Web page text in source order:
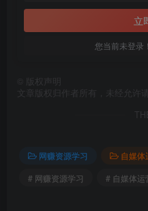
立
您当前未登录
版权声明
文章版权归作者所有，未经允许
网赚资源学习
自媒体
# 网赚资源学习
# 自媒体运